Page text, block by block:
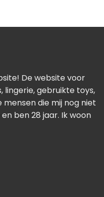
De website voor
lingerie, gebruikte toys,
mensen die mij nog niet
ben 28 jaar. Ik woon